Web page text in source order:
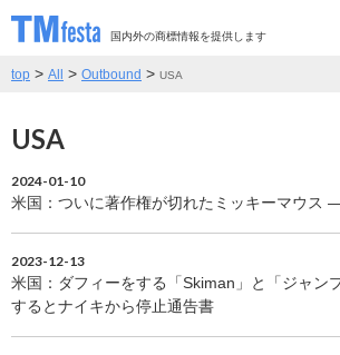
国内外の商標情報を提供します
SEMINAR/EVENT
ABOUT
CONTRIBUTORS 情報提供者
CONTACT お問い合わせ
top > All > Outbound > USA
USA
2024-01-10
米国：ついに著作権が切れたミッキーマウス
2023-12-13
米国：ダフィーをする「Skiman」と「ジャン
するとナイキから停止通告書